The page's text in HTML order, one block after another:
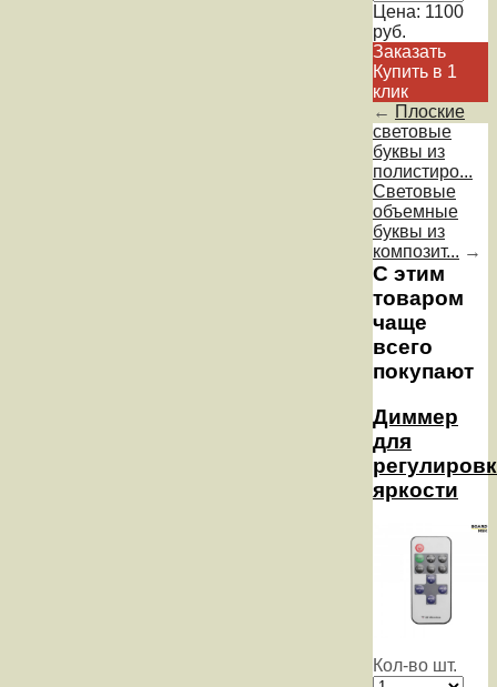
Цена: 1100
руб.
Заказать
Купить в 1
клик
← Плоские
световые
буквы из
полистиро...
Световые
объемные
буквы из
композит... →
С этим
товаром
чаще
всего
покупают
Диммер
для
яркости
Кол-во шт.